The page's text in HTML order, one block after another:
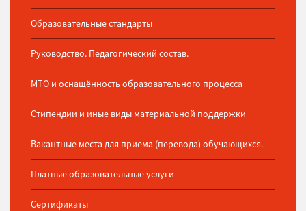
Образовательные стандарты
Руководство. Педагогический состав.
МТО и оснащённость образовательного процесса
Стипендии и иные виды материальной поддержки
Вакантные места для приема (перевода) обучающихся.
Платные образовательные услуги
Сертификаты